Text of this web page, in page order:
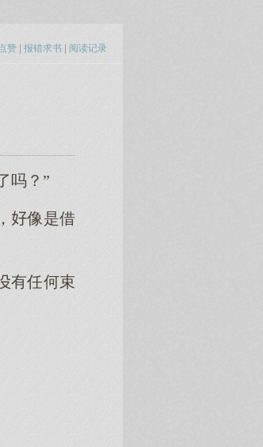
赞 | 报错求书 | 阅读记录
吗？”
像是借
有任何束